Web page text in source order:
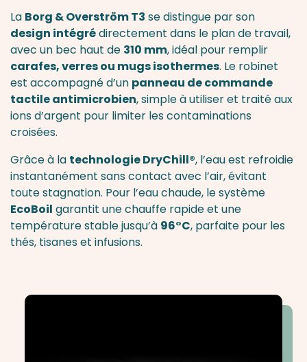
La Borg & Overström T3 se distingue par son
design intégrédirectement dans le plan de travail,
avec un bec haut de 310 mm, idéal pour remplir
carafes, verres ou mugs isothermes. Le robinet
est accompagné d’un panneau de commande
tactile antimicrobien, simple à utiliser et traité aux
ions d’argent pour limiter les contaminations
croisées.
Grâce à la technologie DryChill®, l’eau est refroidie
instantanément sans contact avec l’air, évitant
toute stagnation. Pour l’eau chaude, le système
EcoBoil garantit une chauffe rapide et une
température stable jusqu’à 96°C, parfaite pour les
thés, tisanes et infusions.